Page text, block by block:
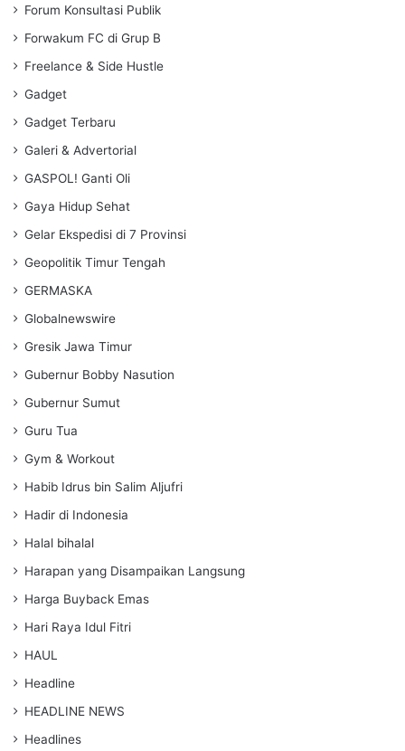
Forum Konsultasi Publik
Forwakum FC di Grup B
Freelance & Side Hustle
Gadget
Gadget Terbaru
Galeri & Advertorial
GASPOL! Ganti Oli
Gaya Hidup Sehat
Gelar Ekspedisi di 7 Provinsi
Geopolitik Timur Tengah
GERMASKA
Globalnewswire
Gresik Jawa Timur
Gubernur Bobby Nasution
Gubernur Sumut
Guru Tua
Gym & Workout
Habib Idrus bin Salim Aljufri
Hadir di Indonesia
Halal bihalal
Harapan yang Disampaikan Langsung
Harga Buyback Emas
Hari Raya Idul Fitri
HAUL
Headline
HEADLINE NEWS
Headlines